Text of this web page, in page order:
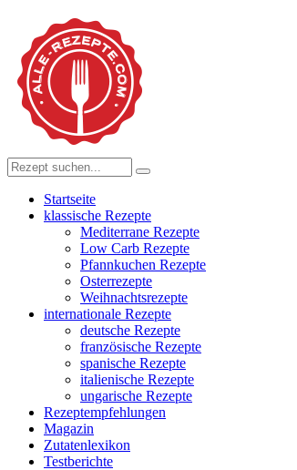
Startseite
klassische Rezepte
Mediterrane Rezepte
Low Carb Rezepte
Pfannkuchen Rezepte
Osterrezepte
Weihnachtsrezepte
internationale Rezepte
deutsche Rezepte
französische Rezepte
spanische Rezepte
italienische Rezepte
ungarische Rezepte
Rezeptempfehlungen
Magazin
Zutatenlexikon
Testberichte